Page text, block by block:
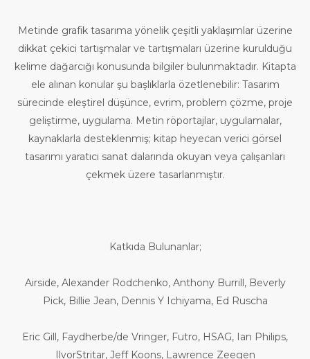
Metinde grafik tasarıma yönelik çeşitli yaklaşımlar üzerine
dikkat çekici tartışmalar ve tartışmaları üzerine kurulduğu
kelime dağarcığı konusunda bilgiler bulunmaktadır. Kitapta
ele alınan konular şu başlıklarla özetlenebilir: Tasarım
sürecinde eleştirel düşünce, evrim, problem çözme, proje
geliştirme, uygulama. Metin röportajlar, uygulamalar,
kaynaklarla desteklenmiş; kitap heyecan verici görsel
tasarımı yaratıcı sanat dalarında okuyan veya çalışanları
çekmek üzere tasarlanmıştır.
Katkıda Bulunanlar;
Airside, Alexander Rodchenko, Anthony Burrill, Beverly
Pick, Billie Jean, Dennis Y Ichiyama, Ed Ruscha
Eric Gill, Faydherbe/de Vringer, Futro, HSAG, Ian Philips,
IlvorStritar, Jeff Koons, Lawrence Zeegen